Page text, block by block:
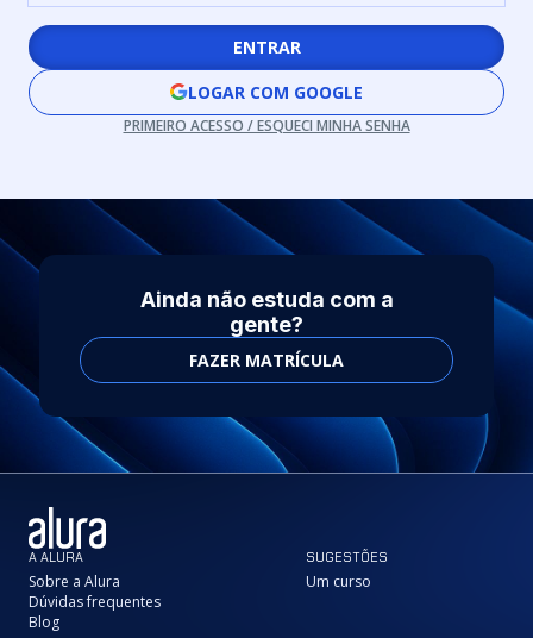
ENTRAR
LOGAR COM GOOGLE
PRIMEIRO ACESSO / ESQUECI MINHA SENHA
Ainda não estuda com a
gente?
FAZER MATRÍCULA
A ALURA
Sobre a Alura
Dúvidas frequentes
Blog
SUGESTÕES
Um curso